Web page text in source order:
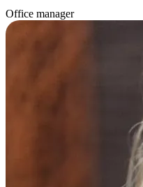
Office manager